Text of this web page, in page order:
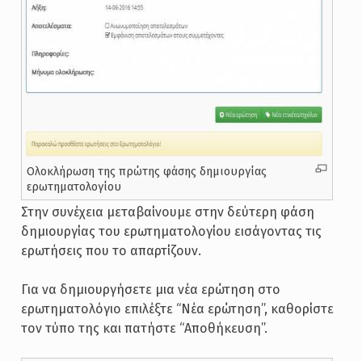
Ολοκλήρωση της πρώτης φάσης δημιουργίας
ερωτηματολογίου
Στην συνέχεια μεταβαίνουμε στην δεύτερη φάση
δημιουργίας του ερωτηματολογίου εισάγοντας τις
ερωτήσεις που το απαρτίζουν.
Για να δημιουργήσετε μια νέα ερώτηση στο
ερωτηματολόγιο επιλέξτε “Νέα ερώτηση”, καθορίστε
τον τύπο της και πατήστε “Αποθήκευση”.